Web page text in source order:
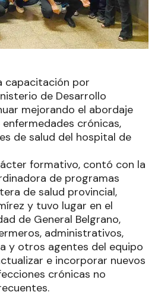
capacitación por
de Desarrollo
mejorando el abordaje
crónicas,
de salud del hospital de
formativo, contó con la
de programas
de salud provincial,
y tuvo lugar en el
de General Belgrano,
administrativos,
y otros agentes del equipo
e incorporar nuevos
crónicas no